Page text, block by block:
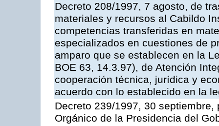
Decreto 208/1997, 7 agosto, de
materiales y recursos al Cabildo
competencias transferidas en
especializados en cuestiones de
amparo que se establecen en la
BOE 63, 14.3.97), de Atención
cooperación técnica, jurídica y
acuerdo con lo establecido en la
Decreto 239/1997, 30
Orgánico de la Presidencia del